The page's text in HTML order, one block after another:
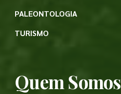
PALEONTOLOGIA
TURISMO
Quem Somos